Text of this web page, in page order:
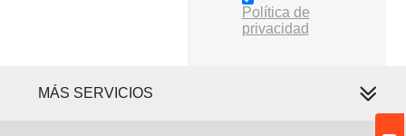
Política de
privacidad
MÁS SERVICIOS